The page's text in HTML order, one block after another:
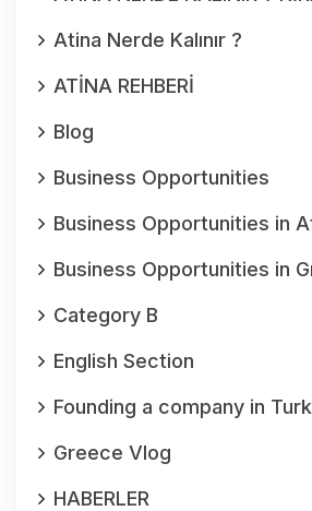
Atina Nerde Kalınır ?
ATİNA REHBERİ
Blog
Business Opportunities
Business Opportunities in
Business Opportunities in
Category B
English Section
Founding a company in
Greece Vlog
HABERLER